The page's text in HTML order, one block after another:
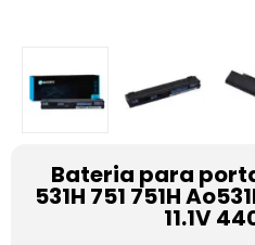
Bateria para
531H 751 751H
11.1V